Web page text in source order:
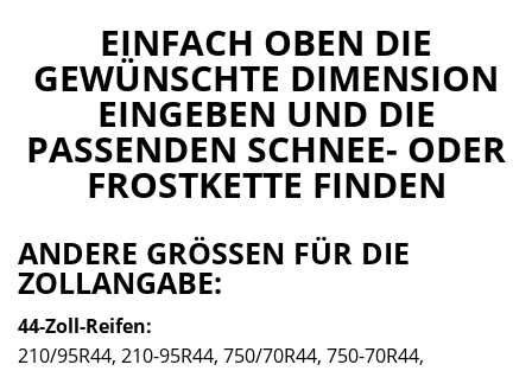
EINFACH OBEN DIE
GEWÜNSCHTE DIMENSION
EINGEBEN UND DIE
PASSENDEN SCHNEE- ODER
FROSTKETTE FINDEN
ANDERE GRÖSSEN FÜR DIE
ZOLLANGABE:
44-Zoll-Reifen:
210/95R44, 210-95R44, 750/70R44, 750-70R44,